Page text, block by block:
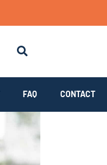
FAQ CONTACT